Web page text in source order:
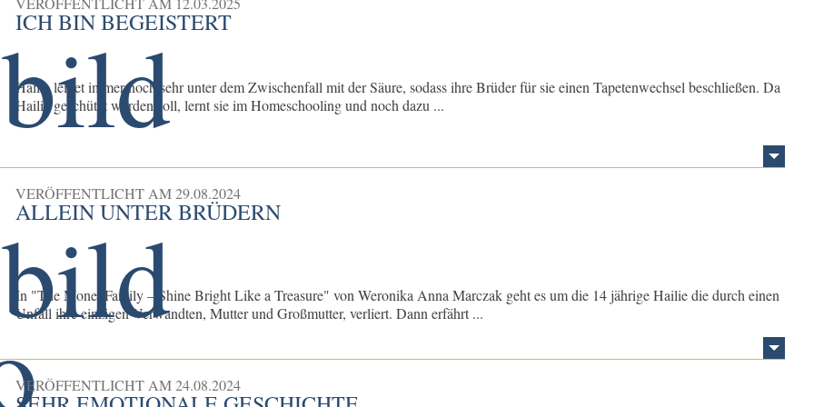
ICH BIN BEGEISTERT
Hailie leidet immer noch sehr unter dem Zwischenfall mit der Säure, sodass ihre Brüder für sie einen Tapetenwechsel beschließen. Da
Hailie geschützt werden soll, lernt sie im Homeschooling und noch dazu ...
VERÖFFENTLICHT AM29.08.2024
ALLEIN UNTER BRÜDERN
In "The Monet Family – Shine Bright Like a Treasure" von Weronika Anna Marczak geht es um die 14 jährige Hailie die durch einen
Unfall ihre einzigen Verwandten, Mutter und Großmutter, verliert. Dann erfährt ...
VERÖFFENTLICHT AM24.08.2024